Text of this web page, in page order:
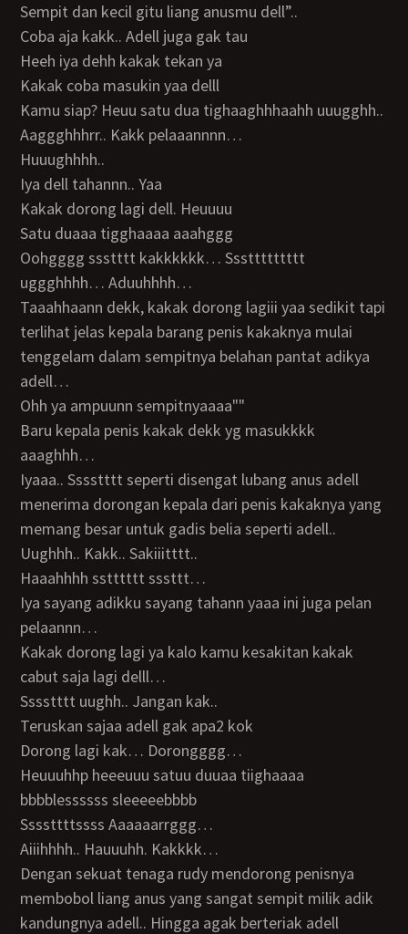
Sempit dan kecil gitu liang anusmu dell”..
Coba aja kakk.. Adell juga gak tau
Heeh iya dehh kakak tekan ya
Kakak coba masukin yaa delll
Kamu siap? Heuu satu dua tighaaghhhaahh uuugghh..
Aaggghhhrr.. Kakk pelaaannnn…
Huuughhhh..
Iya dell tahannn.. Yaa
Kakak dorong lagi dell. Heuuuu
Satu duaaa tigghaaaa aaahggg
Oohgggg ssstttt kakkkkkk… Sssttttttttt
uggghhhh… Aduuhhhh…
Taaahhaann dekk, kakak dorong lagiii yaa sedikit tapi
terlihat jelas kepala barang penis kakaknya mulai
tenggelam dalam sempitnya belahan pantat adikya
adell…
Ohh ya ampuunn sempitnyaaaa""
Baru kepala penis kakak dekk yg masukkkk
aaaghhh…
Iyaaa.. Sssstttt seperti disengat lubang anus adell
menerima dorongan kepala dari penis kakaknya yang
memang besar untuk gadis belia seperti adell..
Uughhh.. Kakk.. Sakiiitttt..
Haaahhhh sstttttt sssttt…
Iya sayang adikku sayang tahann yaaa ini juga pelan
pelaannn…
Kakak dorong lagi ya kalo kamu kesakitan kakak
cabut saja lagi delll…
Sssstttt uughh.. Jangan kak..
Teruskan sajaa adell gak apa2 kok
Dorong lagi kak… Dorongggg…
Heuuuhhp heeeuuu satuu duuaa tiighaaaa
bbbblessssss sleeeeebbbb
Ssssttttssss Aaaaaarrggg…
Aiiihhhh.. Hauuuhh. Kakkkk…
Dengan sekuat tenaga rudy mendorong penisnya
membobol liang anus yang sangat sempit milik adik
kandungnya adell.. Hingga agak berteriak adell